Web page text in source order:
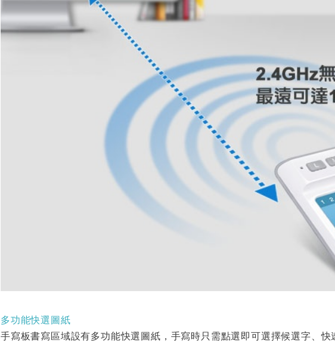
多功能快選圖紙
手寫板書寫區域設有多功能快選圖紙，手寫時只需點選即可選擇候選字、